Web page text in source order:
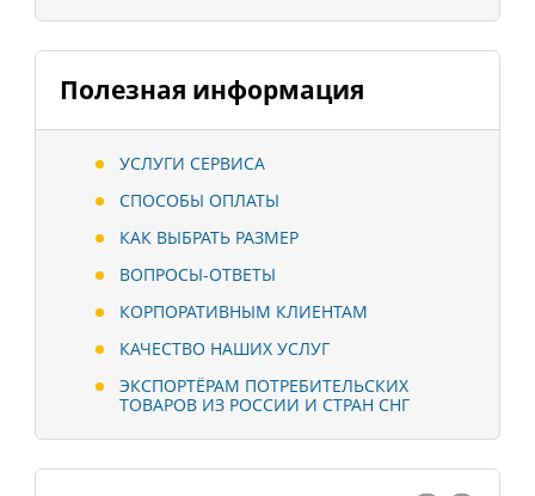
Полезная информация
УСЛУГИ СЕРВИСА
СПОСОБЫ ОПЛАТЫ
КАК ВЫБРАТЬ РАЗМЕР
ВОПРОСЫ-ОТВЕТЫ
КОРПОРАТИВНЫМ КЛИЕНТАМ
КАЧЕСТВО НАШИХ УСЛУГ
ЭКСПОРТЁРАМ ПОТРЕБИТЕЛЬСКИХ
ТОВАРОВ ИЗ РОССИИ И СТРАН СНГ